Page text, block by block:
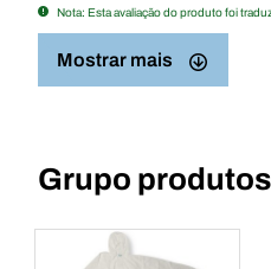
Nota: Esta avaliação do produto foi
Mostrar mais
Grupo